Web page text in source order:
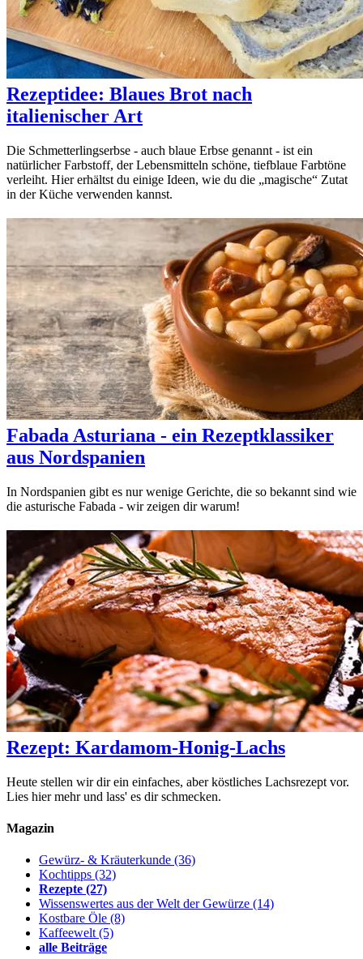
Rezeptidee: Blaues Brot nach
italienischer Art
Die Schmetterlingserbse - auch blaue Erbse genannt - ist ein
natürlicher Farbstoff, der Lebensmitteln schöne, tiefblaue Farbtöne
verleiht. Hier erhältst du einige Ideen, wie du die „magische“ Zutat
in der Küche verwenden kannst.
Fabada Asturiana - ein Rezeptklassiker
aus Nordspanien
In Nordspanien gibt es nur wenige Gerichte, die so bekannt sind wie
die asturische Fabada - wir zeigen dir warum!
Rezept: Kardamom-Honig-Lachs
Heute stellen wir dir ein einfaches, aber köstliches Lachsrezept vor.
Lies hier mehr und lass' es dir schmecken.
Magazin
Gewürz- & Kräuterkunde (36)
Kochtipps (32)
Rezepte (27)
Wissenswertes aus der Welt der Gewürze (14)
Kostbare Öle (8)
Kaffeewelt (5)
alle Beiträge